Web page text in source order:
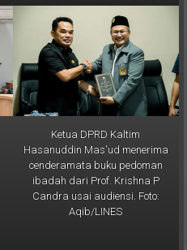
Ketua DPRD Kaltim
Hasanuddin Mas'ud menerima
cenderamata buku pedoman
ibadah dari Prof. Krishna P
Candra usai audiensi. Foto:
Aqib/LINES